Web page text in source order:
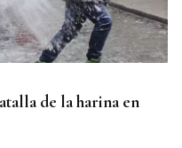
de la harina en